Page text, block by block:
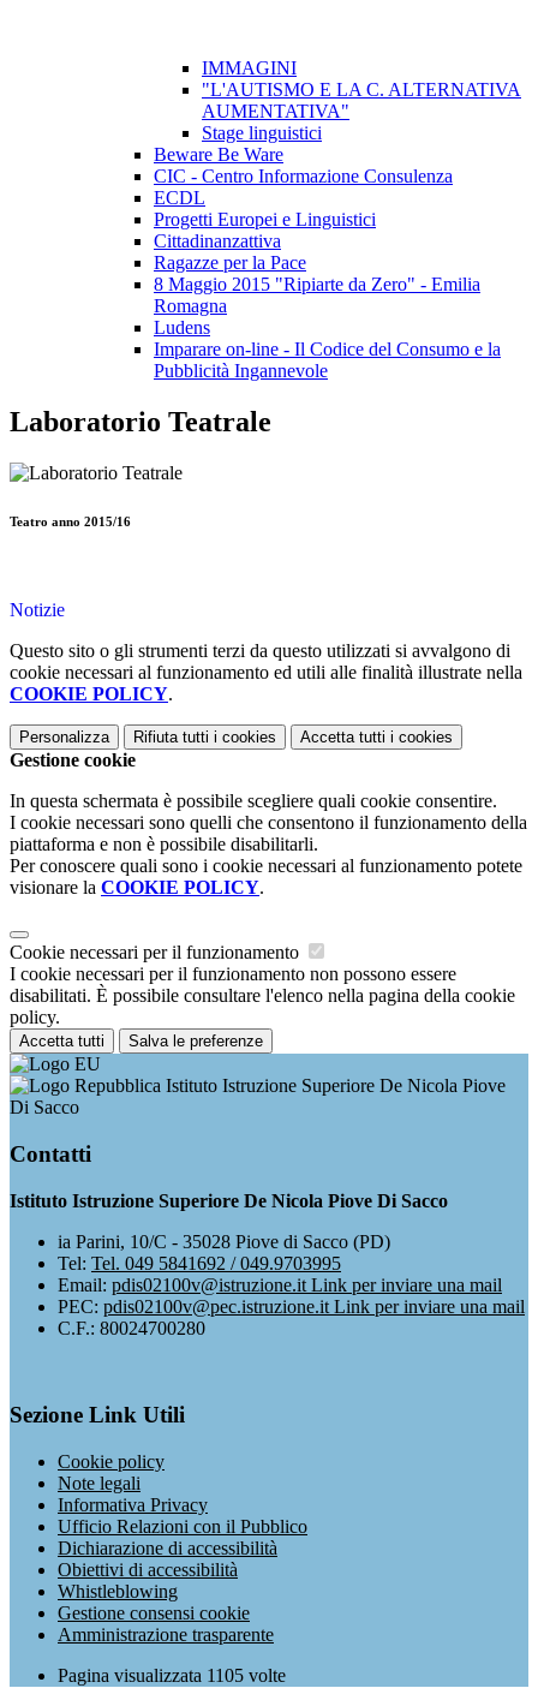
IMMAGINI
"L'AUTISMO E LA C. ALTERNATIVA
AUMENTATIVA"
Stage linguistici
Beware Be Ware
CIC - Centro Informazione Consulenza
ECDL
Progetti Europei e Linguistici
Cittadinanzattiva
Ragazze per la Pace
8 Maggio 2015 "Ripiarte da Zero" - Emilia
Romagna
Ludens
Imparare on-line - Il Codice del Consumo e la
Pubblicità Ingannevole
Laboratorio Teatrale
Teatro anno 2015/16
Notizie
Questo sito o gli strumenti terzi da questo utilizzati si avvalgono di
cookie necessari al funzionamento ed utili alle finalità illustrate nella
COOKIE POLICY.
Personalizza Rifiuta tutti i cookies Accetta tutti i cookies
Gestione cookie
In questa schermata è possibile scegliere quali cookie consentire.
I cookie necessari sono quelli che consentono il funzionamento della
piattaforma e non è possibile disabilitarli.
Per conoscere quali sono i cookie necessari al funzionamento potete
visionare la COOKIE POLICY.
Cookie necessari per il funzionamento
I cookie necessari per il funzionamento non possono essere
disabilitati. È possibile consultare l'elenco nella pagina della cookie
policy.
Accetta tutti Salva le preferenze
Istituto Istruzione Superiore De Nicola Piove
Di Sacco
Contatti
Istituto Istruzione Superiore De Nicola Piove Di Sacco
ia Parini, 10/C - 35028 Piove di Sacco (PD)
Tel: Tel. 049 5841692 / 049.9703995
Email: pdis02100v@istruzione.it Link per inviare una mail
PEC: pdis02100v@pec.istruzione.it Link per inviare una mail
C.F.: 80024700280
Sezione Link Utili
Cookie policy
Note legali
Informativa Privacy
Ufficio Relazioni con il Pubblico
Dichiarazione di accessibilità
Obiettivi di accessibilità
Whistleblowing
Gestione consensi cookie
Amministrazione trasparente
Pagina visualizzata 1105 volte